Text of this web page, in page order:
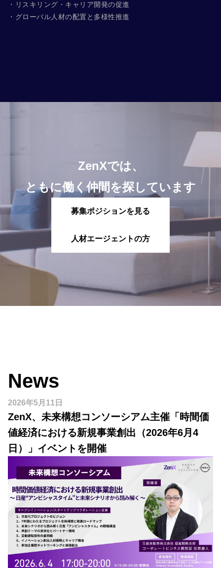
・リスキリング・キャリア開発の促進
・グローバル人材の配置と多様性推進
ZenXでは、
ともに働く仲間を探しています
募集ポジションを見る
人材エージェントの方
News
2026年5月11日
ZenX、未来構想コンソーシアム主催「時間価
値経済における新規事業創出（2026年6月4
日）」イベントを開催